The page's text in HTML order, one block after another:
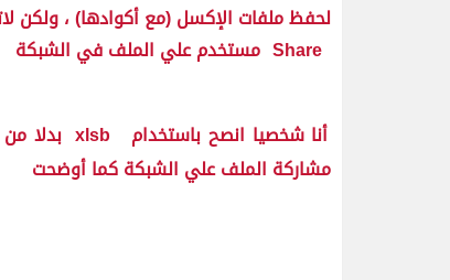
لحفظ ملفات الإكسل (مع أكوادها) ، ولكن
مستخدم علي الملف في الشبكة Share
أنا شخصيا انصح باستخدام xlsb بدلا من
مشاركة الملف علي الشبكة كما أوضحت